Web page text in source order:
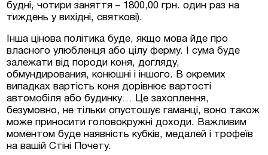
будні, чотири заняття – 1800,00 грн. один раз на
тиждень у вихідні, святкові).
Інша цінова політика буде, якщо мова йде про
власного улюбленця або цілу ферму. І сума буде
залежати від породи коня, догляду,
обмундирования, конюшні і іншого. В окремих
випадках вартість коня дорівнює вартості
автомобіля або будинку… Це захоплення,
безумовно, не тільки опустошує гаманці, воно також
може приносити головокружні доходи. Важливим
моментом буде наявність кубків, медалей і трофеїв
на вашій Стіні Почету.